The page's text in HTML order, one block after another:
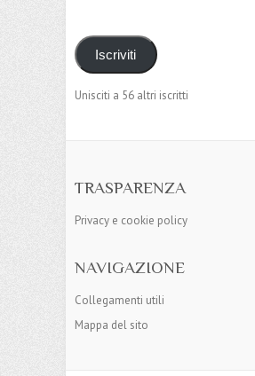
Iscriviti
Unisciti a 56 altri iscritti
TRASPARENZA
Privacy e cookie policy
NAVIGAZIONE
Collegamenti utili
Mappa del sito